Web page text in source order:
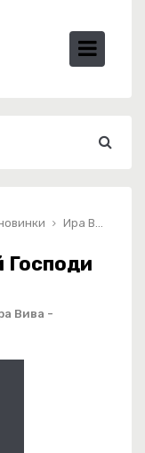
Ира Вива - Помилуй Господи
Господи
Вива -